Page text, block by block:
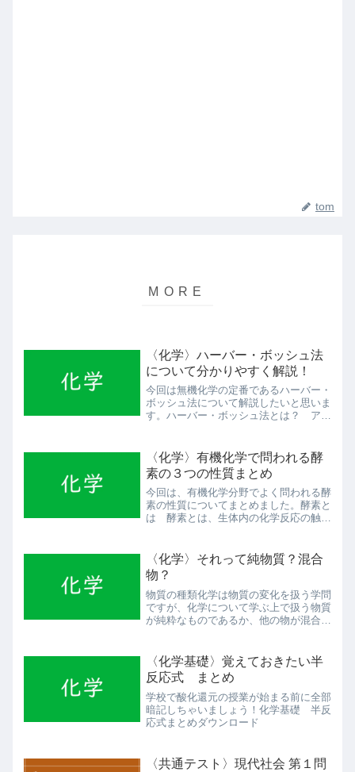
tom
〈化学〉ハーバー・ボッシュ法
について分かりやすく解説！
今回は無機化学の定番であるハーバー・
ボッシュ法について解説したいと思いま
す。ハーバー・ボッシュ法とは？ アン
ね。窒素と水素を組み合わせることで作
られます。ただねぇ、窒...
〈化学〉有機化学で問われる酵
素の３つの性質まとめ
今回は、有機化学分野でよく問われる酵
素の性質についてまとめました。酵素と
は 酵素とは、生体内の化学反応の触媒
す。 例えば、唾液のアミラーゼ、すい
液のトリプシン、血液のカ...
〈化学〉それって純物質？混合
物？
物質の種類化学は物質の変化を扱う学問
ですが、化学について学ぶ上で扱う物質
が純粋なものであるか、他の物が混合し
てたびたび受験生がミスをする物質の分
類についてみていきましょ...
〈化学基礎〉覚えておきたい半
反応式 まとめ
学校で酸化還元の授業が始まる前に全部
暗記しちゃいましょう！化学基礎 半反
応式まとめダウンロード
〈共通テスト〉現代社会 第１問